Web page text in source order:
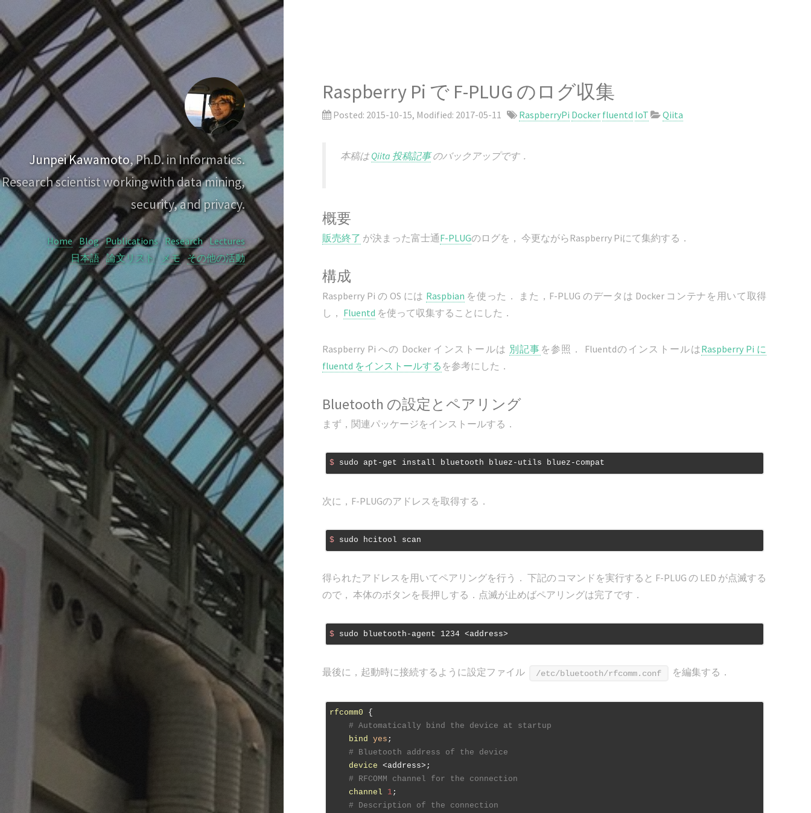
Junpei Kawamoto, Ph.D. in Informatics.
Research scientist working with data mining,
security, and privacy.
Home Blog Publications Research Lectures
日本語 論文リスト メモ その他の活動
Raspberry Pi で F-PLUG のログ収集
Posted: 2015-10-15, Modified: 2017-05-11 RaspberryPi Docker fluentd IoT Qiita
本稿はQiita 投稿記事のバックアップです．
概要
販売終了 が決まった富士通F-PLUGのログを， 今更ながらRaspberry Piにて集約する．
構成
Raspberry Pi の OS には Raspbian を使った． また，F-PLUG のデータは Docker コンテナを用いて取得
し， Fluentd を使って収集することにした．
Raspberry Pi への Docker インストールは 別記事 を参照． FluentdのインストールはRaspberry Pi に
fluentd をインストールする を参考にした．
Bluetooth の設定とペアリング
まず，関連パッケージをインストールする．
$ sudo apt-get install bluetooth bluez-utils bluez-compat
次に，F-PLUGのアドレスを取得する．
$ sudo hcitool scan
得られたアドレスを用いてペアリングを行う． 下記のコマンドを実行すると F-PLUG の LED が点滅する
ので， 本体のボタンを長押しする．点滅が止めばペアリングは完了です．
$ sudo bluetooth-agent 1234 <address>
最後に，起動時に接続するように設定ファイル /etc/bluetooth/rfcomm.conf を編集する．
rfcomm0 {
# Automatically bind the device at startup
bind
yes ;
# Bluetooth address of the device
device <address>;
# RFCOMM channel for the connection
channel
1 ;
# Description of the connection